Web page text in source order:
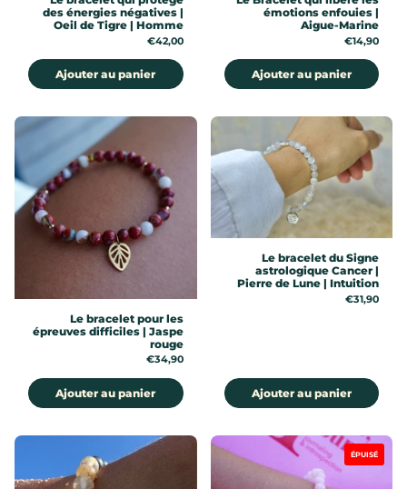
des énergies négatives |
Oeil de Tigre | Homme
Prix:
€42,00
Ajouter au panier
émotions enfouies |
Aigue-Marine
Prix:
€14,90
Ajouter au panier
Le bracelet pour les
épreuves difficiles | Jaspe
rouge
Prix:
€34,90
Ajouter au panier
Le bracelet du Signe
astrologique Cancer |
Pierre de Lune | Intuition
Prix:
€31,90
Ajouter au panier
ÉPUISÉ